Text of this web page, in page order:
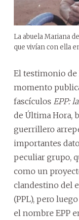
La abuela Mariana
que vivían con ella
El testimonio de
momento
fascículos EPP:
de Última Hora,
guerrillero
importantes
peculiar grupo,
como un
clandestino del
(PPL), pero
el nombre EPP